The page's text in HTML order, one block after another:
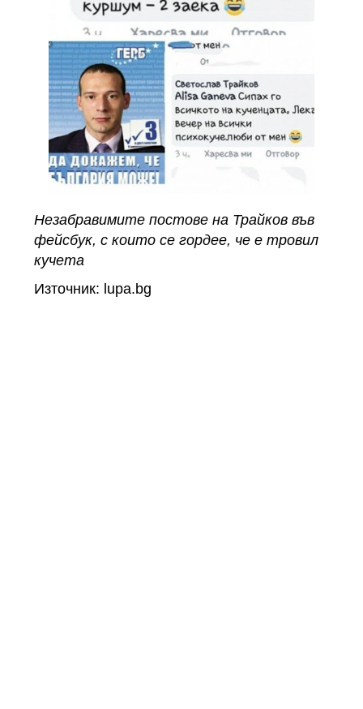
Незабравимите постове на Трайков във
фейсбук, с които се гордее, че е тровил
кучета
Източник: lupa.bg